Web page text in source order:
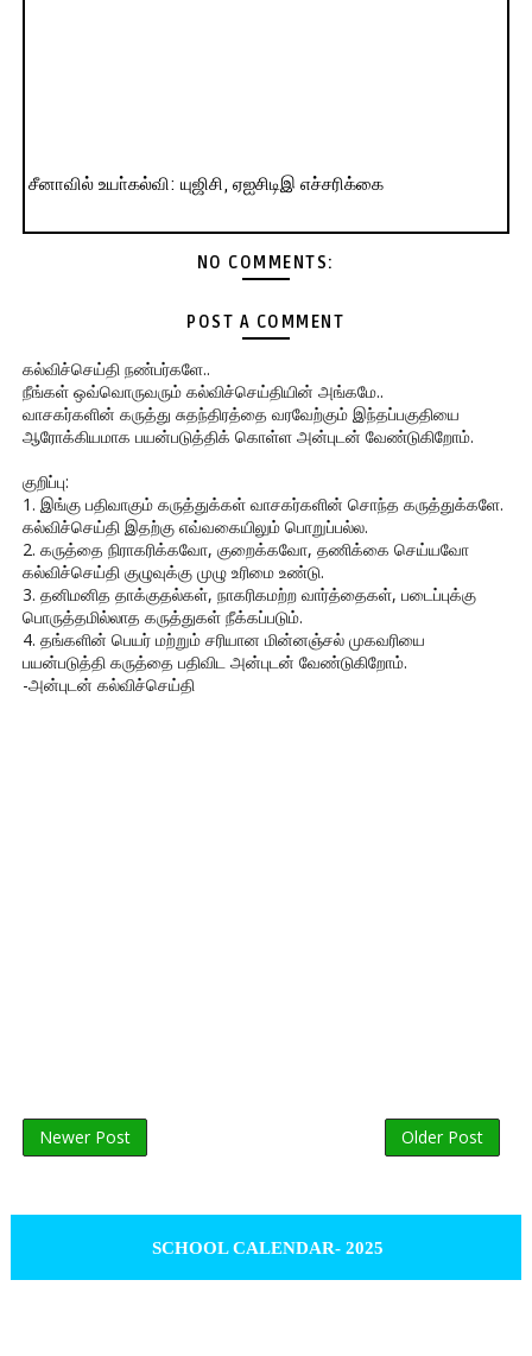
சீனாவில் உயா்கல்வி: யுஜிசி, ஏஐசிடிஇ எச்சரிக்கை
NO COMMENTS:
POST A COMMENT
கல்விச்செய்தி நண்பர்களே..
நீங்கள் ஒவ்வொருவரும் கல்விச்செய்தியின் அங்கமே..
வாசகர்களின் கருத்து சுதந்திரத்தை வரவேற்கும் இந்தப்பகுதியை
ஆரோக்கியமாக பயன்படுத்திக் கொள்ள அன்புடன் வேண்டுகிறோம்.
குறிப்பு:
1. இங்கு பதிவாகும் கருத்துக்கள் வாசகர்களின் சொந்த கருத்துக்களே.
கல்விச்செய்தி இதற்கு எவ்வகையிலும் பொறுப்பல்ல.
2. கருத்தை நிராகரிக்கவோ, குறைக்கவோ, தணிக்கை செய்யவோ
கல்விச்செய்தி குழுவுக்கு முழு உரிமை உண்டு.
3. தனிமனித தாக்குதல்கள், நாகரிகமற்ற வார்த்தைகள், படைப்புக்கு
பொருத்தமில்லாத கருத்துகள் நீக்கப்படும்.
4. தங்களின் பெயர் மற்றும் சரியான மின்னஞ்சல் முகவரியை
பயன்படுத்தி கருத்தை பதிவிட அன்புடன் வேண்டுகிறோம்.
-அன்புடன் கல்விச்செய்தி
Newer Post Older Post
SCHOOL CALENDAR- 2025